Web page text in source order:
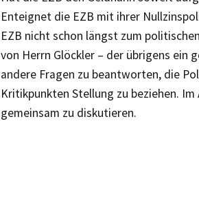
Enteignet die EZB mit ihrer
EZB nicht schon längst zum
von Herrn Glöckler – der übrigens ein
andere Fragen zu beantworten, die
Kritikpunkten Stellung zu beziehen.
gemeinsam zu diskutieren.